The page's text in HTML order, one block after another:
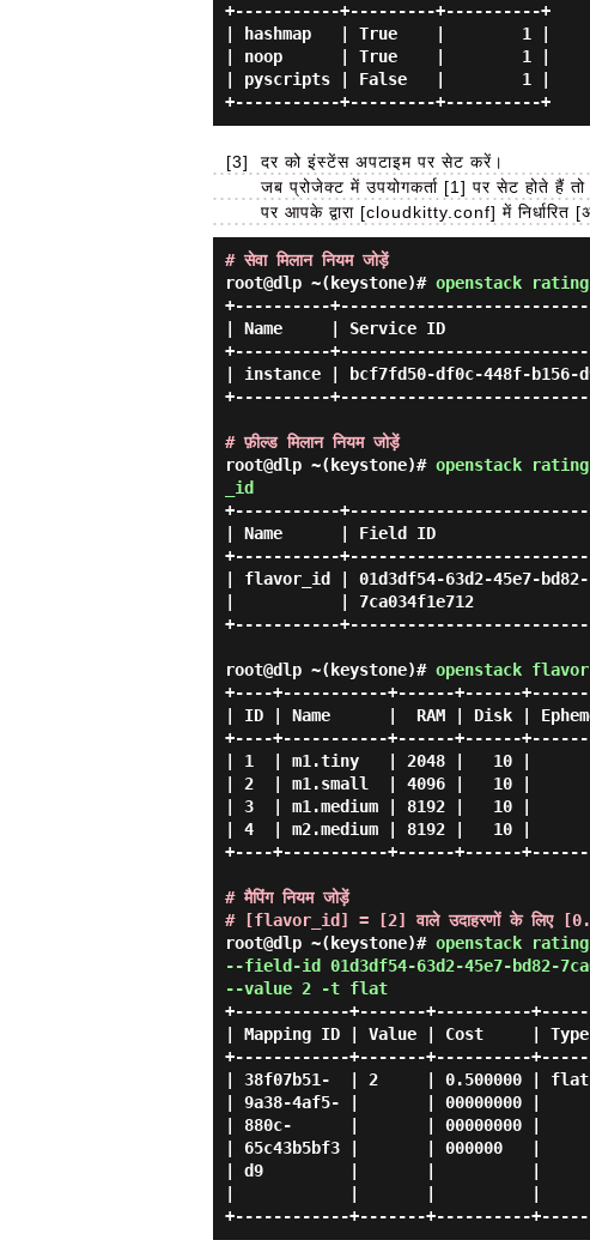
+-----------+---------+----------+
| hashmap   | True    |        1 |
| noop      | True    |        1 |
| pyscripts | False   |        1 |
[3]
दर को इंस्टेंस अपटाइम पर सेट करें।
जब प्रोजेक्ट में उपयोगकर्ता [1] पर सेट होते हैं
पर आपके द्वारा [cloudkitty.conf] में निर्धारित
# सेवा मिलान नियम जोड़ें
root@dlp ~(keystone)# openstack
+----------
| Name     | Service ID
+----------
| instance | bcf7fd50-df0c-448f-b156-
+----------
# फ़ील्ड मिलान नियम जोड़ें
root@dlp ~(keystone)# openstack
_id
+-----------
| Name      | Field ID
+-----------
| flavor_id | 01d3df54-63d2-45e7-
|           | 7ca034f1e712
+-----------
root@dlp ~(keystone)# openstack
+----+-----------+------+------
| ID | Name      |  RAM | Disk |
+----+-----------+------+------
| 1  | m1.tiny   | 2048 |   10 |
| 2  | m1.small  | 4096 |   10 |
| 3  | m1.medium | 8192 |   10 |
| 4  | m2.medium | 8192 |   10 |
+----+-----------+------+------
# मैपिंग नियम जोड़ें
# [flavor_id] = [2] वाले उदाहरणों के लिए [0.5]
root@dlp ~(keystone)# openstack
--field-id 01d3df54-63d2-45e7-bd82-
--value 2 -t flat
+------------+-------+----------
| Mapping ID | Value | Cost     |
+------------+-------+----------
| 38f07b51-  | 2     | 0.500000 |
| 9a38-4af5- |       |
| 880c-      |       | 00000000
| 65c43b5bf3 |       | 000000
| d9         |       |          |
|            |       |          |